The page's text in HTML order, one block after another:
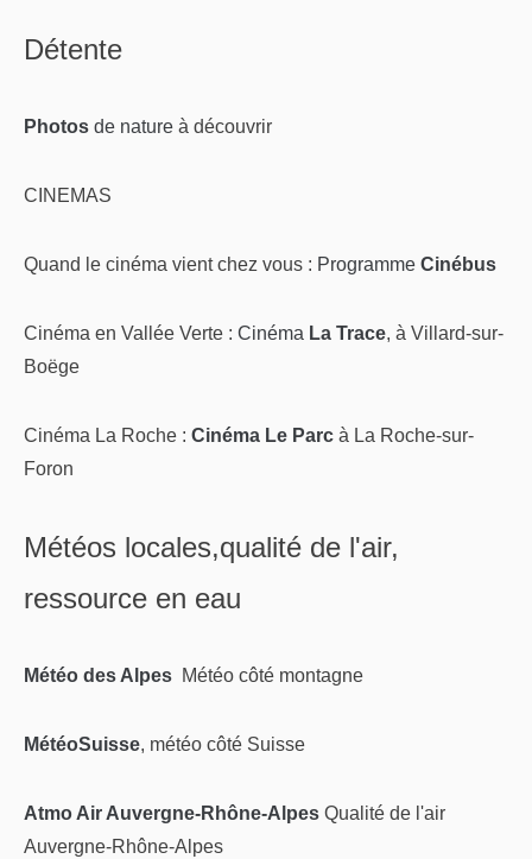
Détente
Photos de nature à découvrir
CINEMAS
Quand le cinéma vient chez vous : Programme Cinébus
Cinéma en Vallée Verte : Cinéma La Trace, à Villard-sur-
Boëge
Cinéma La Roche : Cinéma Le Parc à La Roche-sur-
Foron
Météos locales,qualité de l'air,
ressource en eau
Météo des Alpes Météo côté montagne
MétéoSuisse, météo côté Suisse
Atmo Air Auvergne-Rhône-Alpes Qualité de l'air
Auvergne-Rhône-Alpes